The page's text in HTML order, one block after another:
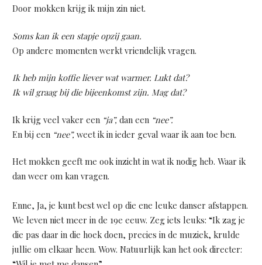
Door mokken krijg ik mijn zin niet.
Soms kan ik een stapje opzij gaan.
Op andere momenten werkt vriendelijk vragen.
Ik heb mijn koffie liever wat warmer. Lukt dat?
Ik wil graag bij die bijeenkomst zijn. Mag dat?
Ik krijg veel vaker een “ja”, dan een “nee”.
En bij een “nee”,weet ik in ieder geval waar ik aan toe ben.
Het mokken geeft me ook inzicht in wat ik nodig heb. Waar ik
dan weer om kan vragen.
Enne, Ja, je kunt best wel op die ene leuke danser afstappen.
We leven niet meer in de 19e eeuw. Zeg iets leuks: “Ik zag je
die pas daar in die hoek doen, precies in de muziek, krulde
jullie om elkaar heen. Wow. Natuurlijk kan het ook directer: